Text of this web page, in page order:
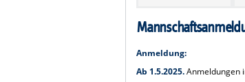
Anmeldung:
Ab 1.5.2025.Anmeldungen